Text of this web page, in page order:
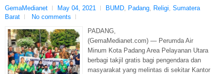
GemaMedianet May 04, 2021 BUMD, Padang, Religi, Sumatera
Barat
No comments
PADANG,
(GemaMedianet.com) — Perumda Air
Minum Kota Padang Area Pelayanan Utara
berbagi takjil gratis bagi pengendara dan
masyarakat yang melintas di sekitar Kantor